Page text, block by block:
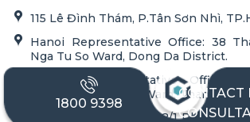
115 Lê Đình Thám, P.Tân Sơn Nhì,
Hanoi Representative Office: 38
Nga Tu So Ward, Dong Da District.
Danang Representative Office:
Phuong, Thac Gian Ward, Thanh Khe
Wood workshop: 156/32/1 Phung Thi
1800 9398
CONTACT